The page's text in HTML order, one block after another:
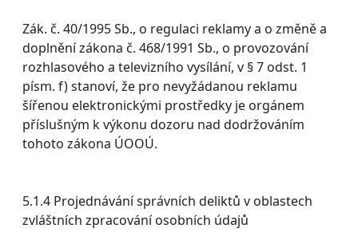
Zák. č. 40/1995 Sb., o regulaci reklamy a o změně a
doplnění zákona č. 468/1991 Sb., o provozování
rozhlasového a televizního vysílání, v § 7 odst. 1
písm. f) stanoví, že pro nevyžádanou reklamu
šířenou elektronickými prostředky je orgánem
příslušným k výkonu dozoru nad dodržováním
tohoto zákona ÚOOÚ.
5.1.4 Projednávání správních deliktů v oblastech
zvláštních zpracování osobních údajů